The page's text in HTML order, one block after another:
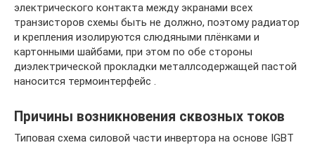
электрического контакта между экранами всех
транзисторов схемы быть не должно, поэтому радиатор
и крепления изолируются слюдяными плёнками и
картонными шайбами, при этом по обе стороны
диэлектрической прокладки металлсодержащей пастой
наносится термоинтерфейс .
Причины возникновения сквозных токов
Типовая схема силовой части инвертора на основе IGBT